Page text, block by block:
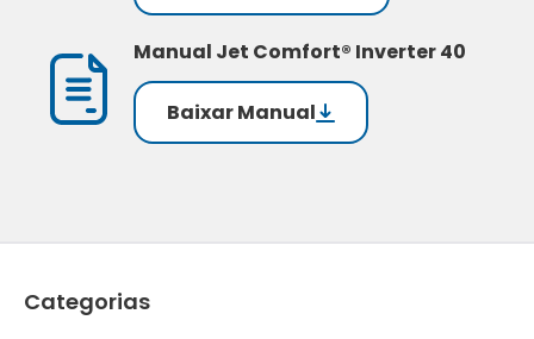
Manual Jet Comfort® Inverter 40
Baixar Manual
Categorias